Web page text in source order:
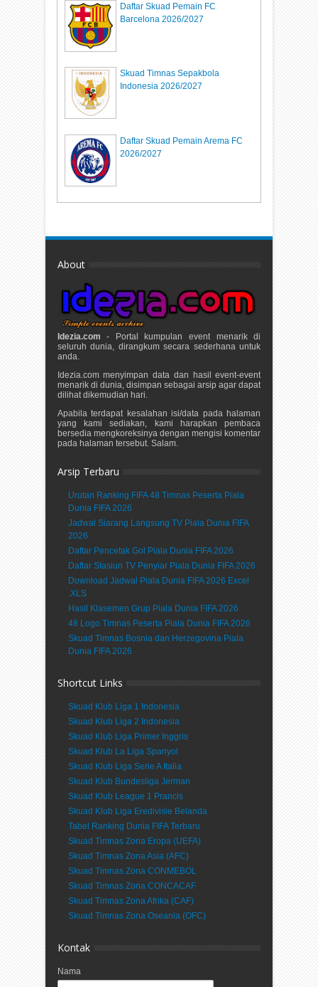
Daftar Skuad Pemain FC
Barcelona 2026/2027
Skuad Timnas Sepakbola
Indonesia 2026/2027
Daftar Skuad Pemain Arema FC
2026/2027
About
Idezia.com - Portal kumpulan event menarik di
seluruh dunia, dirangkum secara sederhana untuk
anda.
Idezia.com menyimpan data dan hasil event-event
menarik di dunia, disimpan sebagai arsip agar dapat
dilihat dikemudian hari.
Apabila terdapat kesalahan isi/data pada halaman
yang kami sediakan, kami harapkan pembaca
bersedia mengkoreksinya dengan mengisi komentar
pada halaman tersebut. Salam.
Arsip Terbaru
Urutan Ranking FIFA 48 Timnas Peserta Piala
Dunia FIFA 2026
Jadwal Siarang Langsung TV Piala Dunia FIFA
2026
Daftar Pencetak Gol Piala Dunia FIFA 2026
Daftar Stasiun TV Penyiar Piala Dunia FIFA 2026
Download Jadwal Piala Dunia FIFA 2026 Excel
.XLS
Hasil Klasemen Grup Piala Dunia FIFA 2026
48 Logo Timnas Peserta Piala Dunia FIFA 2026
Skuad Timnas Bosnia dan Herzegovina Piala
Dunia FIFA 2026
Shortcut Links
Skuad Klub Liga 1 Indonesia
Skuad Klub Liga 2 Indonesia
Skuad Klub Liga Primer Inggris
Skuad Klub La Liga Spanyol
Skuad Klub Liga Serie A Italia
Skuad Klub Bundesliga Jerman
Skuad Klub League 1 Prancis
Skuad Klub Liga Eredivisie Belanda
Tabel Ranking Dunia FIFA Terbaru
Skuad Timnas Zona Eropa (UEFA)
Skuad Timnas Zona Asia (AFC)
Skuad Timnas Zona CONMEBOL
Skuad Timnas Zona CONCACAF
Skuad Timnas Zona Afrika (CAF)
Skuad Timnas Zona Oseania (OFC)
Kontak
Nama